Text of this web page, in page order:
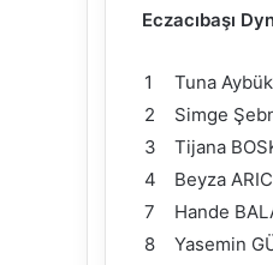
Eczacıbaşı
1
Tuna
2
Simge
3
Tijana
4
Beyza
7
Hande
8
Yasemin